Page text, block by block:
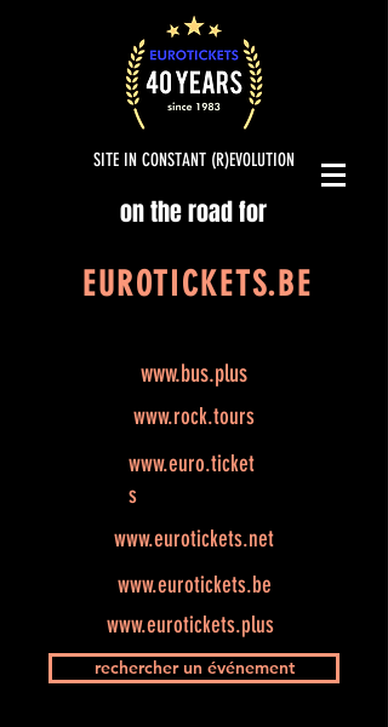
SITE IN CONSTANT (R)EVOLUTION
on the road for
EUROTICKETS.BE
www.bus.plus
www.rock.tours
www.euro.ticket
s
www.eurotickets.net
www.eurotickets.be
www.eurotickets.plus
rechercher un événement